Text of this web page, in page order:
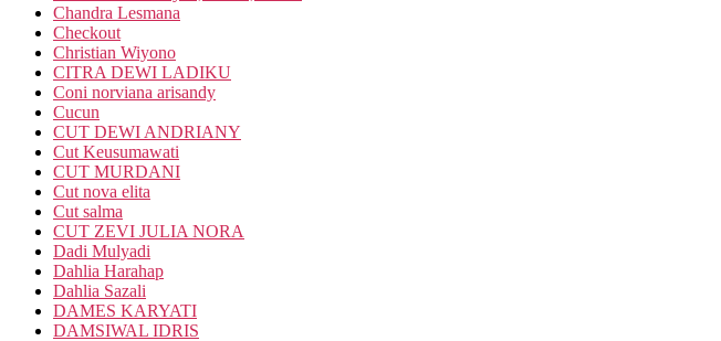
Chandra Lesmana
Checkout
Christian Wiyono
CITRA DEWI LADIKU
Coni norviana arisandy
Cucun
CUT DEWI ANDRIANY
Cut Keusumawati
CUT MURDANI
Cut nova elita
Cut salma
CUT ZEVI JULIA NORA
Dadi Mulyadi
Dahlia Harahap
Dahlia Sazali
DAMES KARYATI
DAMSIWAL IDRIS